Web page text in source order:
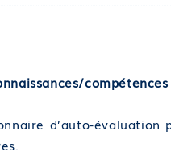
compétences
d’auto-évaluation